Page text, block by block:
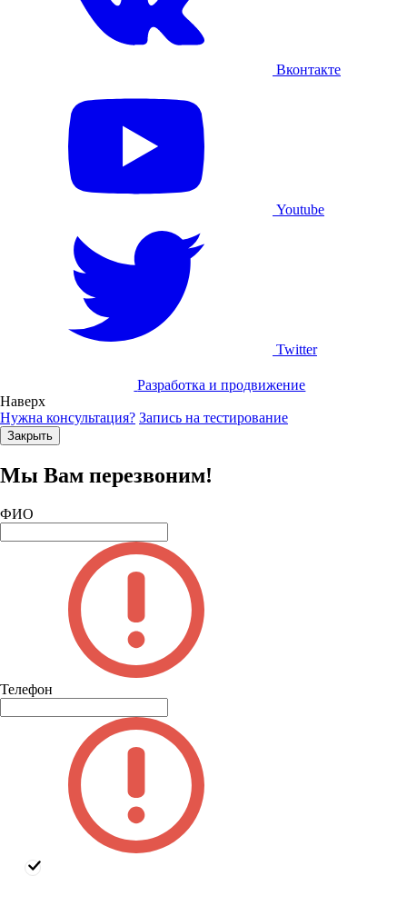
Вконтакте
Youtube
Twitter
Разработка и продвижение
Наверх
Нужна консультация? Запись на тестирование
Закрыть
Мы Вам перезвоним!
ФИО
Телефон